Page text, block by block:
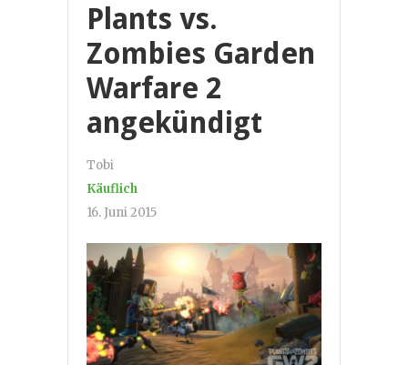
Plants vs.
Zombies Garden
Warfare 2
angekündigt
Tobi
Käuflich
16. Juni 2015